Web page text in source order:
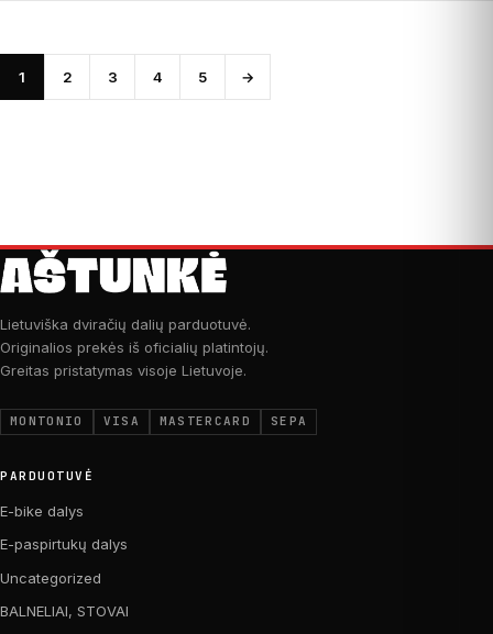
1 2 3 4 5 →
Lietuviška dviračių dalių parduotuvė.
Originalios prekės iš oficialių platintojų.
Greitas pristatymas visoje Lietuvoje.
MONTONIO VISA MASTERCARD SEPA
PARDUOTUVĖ
E-bike dalys
E-paspirtukų dalys
Uncategorized
BALNELIAI, STOVAI